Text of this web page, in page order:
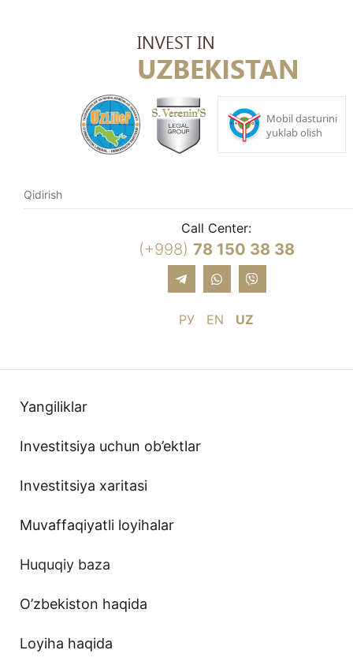
Call Center:
(+998) 78 150 38 38
РУ EN UZ
Yangiliklar
Investitsiya uchun ob’ektlar
Investitsiya xaritasi
Muvaffaqiyatli loyihalar
Huquqiy baza
O’zbekiston haqida
Loyiha haqida